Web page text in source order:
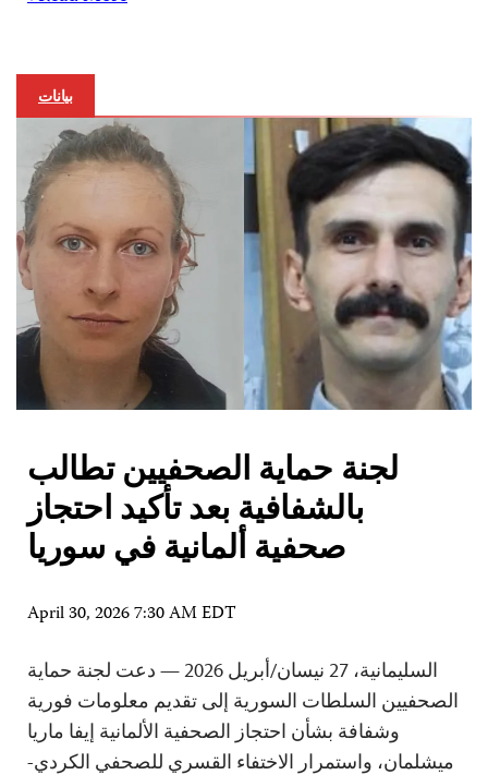
بيانات
لجنة حماية الصحفيين تطالب
بالشفافية بعد تأكيد احتجاز
صحفية ألمانية في سوريا
April 30, 2026 7:30 AM EDT
السليمانية، 27 نيسان/أبريل 2026 — دعت لجنة حماية
الصحفيين السلطات السورية إلى تقديم معلومات فورية
وشفافة بشأن احتجاز الصحفية الألمانية إيفا ماريا
ميشلمان، واستمرار الاختفاء القسري للصحفي الكردي-